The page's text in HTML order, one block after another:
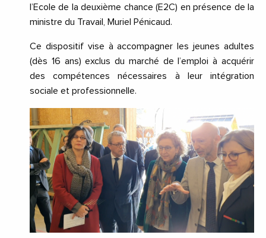
l’Ecole de la deuxième chance (E2C) en présence de la
ministre du Travail, Muriel Pénicaud.
Ce dispositif vise à accompagner les jeunes adultes
(dès 16 ans) exclus du marché de l’emploi à acquérir
des compétences nécessaires à leur intégration
sociale et professionnelle.